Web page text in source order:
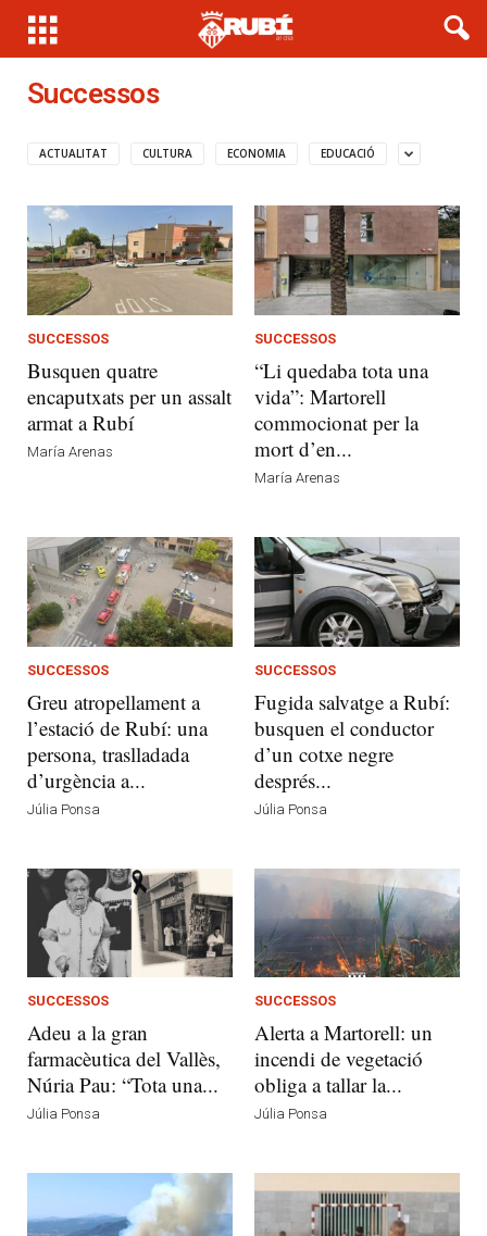
Successos
ACTUALITAT CULTURA ECONOMIA EDUCACIÓ
SUCCESSOS
Busquen quatre
encaputxats per un assalt
armat a Rubí
María Arenas
SUCCESSOS
“Li quedaba tota una
vida”: Martorell
commocionat per la
mort d’en...
María Arenas
SUCCESSOS
Greu atropellament a
l’estació de Rubí: una
persona, traslladada
d’urgència a...
Júlia Ponsa
SUCCESSOS
Fugida salvatge a Rubí:
busquen el conductor
d’un cotxe negre
després...
Júlia Ponsa
SUCCESSOS
Adeu a la gran
farmacèutica del Vallès,
Núria Pau: “Tota una...
Júlia Ponsa
SUCCESSOS
Alerta a Martorell: un
incendi de vegetació
obliga a tallar la...
Júlia Ponsa